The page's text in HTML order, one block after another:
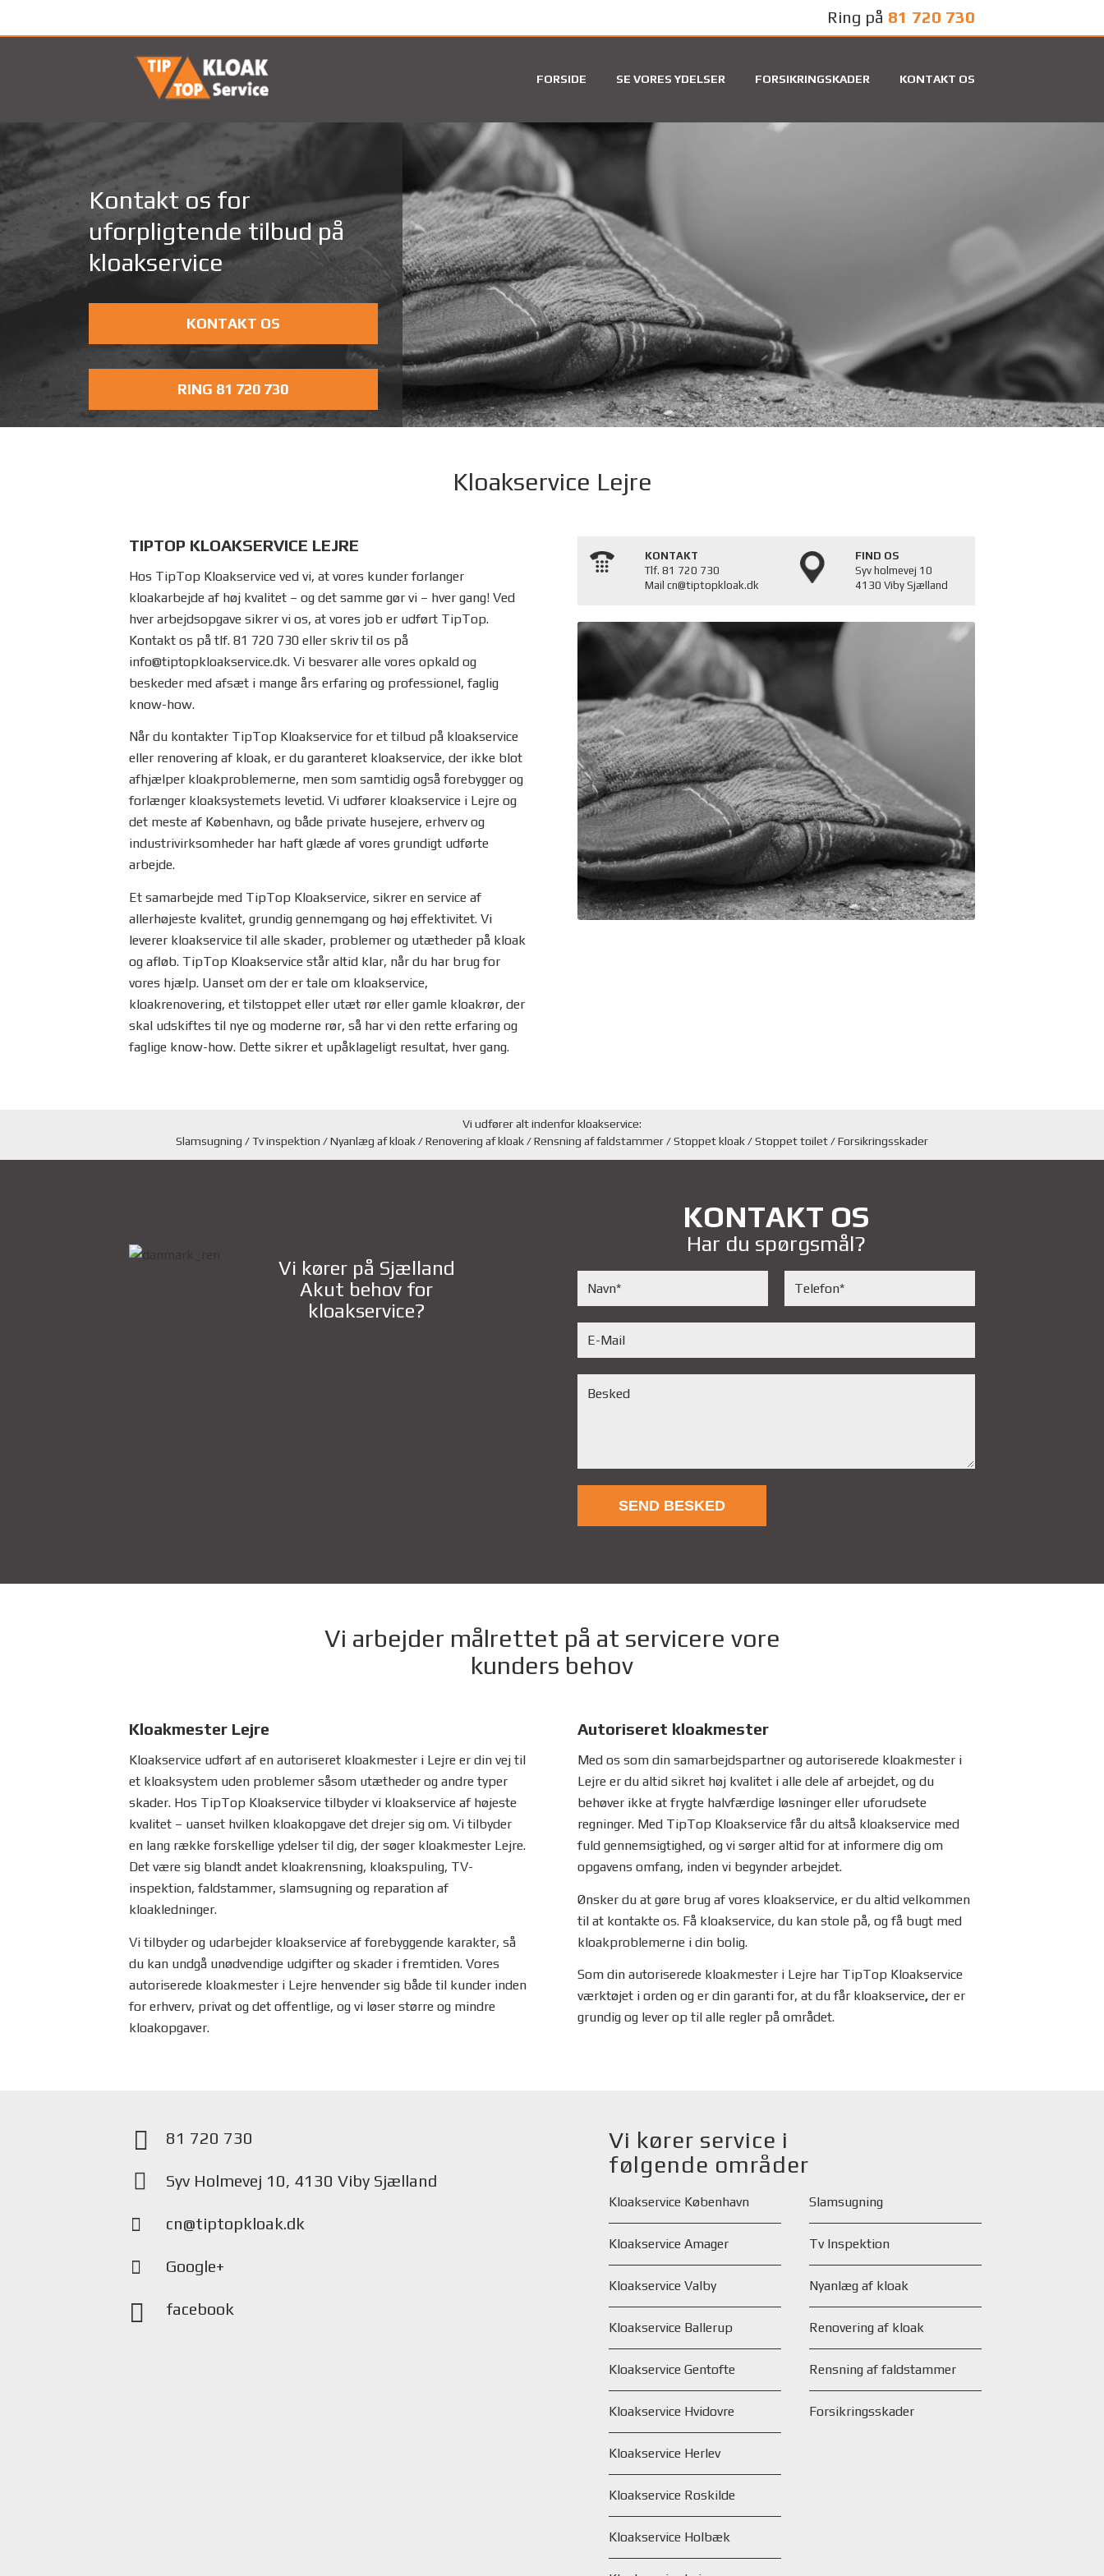
Ring på 81 720 730
FORSIDE SE VORES YDELSER FORSIKRINGSKADER KONTAKT OS
Kontakt os for
uforpligtende tilbud på
kloakservice
KONTAKT OS
RING 81 720 730
Kloakservice Lejre
TIPTOP KLOAKSERVICE LEJRE
Hos TipTop Kloakservice ved vi, at vores kunder forlanger
kloakarbejde af høj kvalitet – og det samme gør vi – hver gang! Ved
hver arbejdsopgave sikrer vi os, at vores job er udført TipTop.
Kontakt os på tlf. 81 720 730 eller skriv til os på
info@tiptopkloakservice.dk. Vi besvarer alle vores opkald og
beskeder med afsæt i mange års erfaring og professionel, faglig
know-how.
Når du kontakter TipTop Kloakservice for et tilbud på kloakservice
eller renovering af kloak, er du garanteret kloakservice, der ikke blot
afhjælper kloakproblemerne, men som samtidig også forebygger og
forlænger kloaksystemets levetid. Vi udfører kloakservice i Lejre og
det meste af København, og både private husejere, erhverv og
industrivirksomheder har haft glæde af vores grundigt udførte
arbejde.
Et samarbejde med TipTop Kloakservice, sikrer en service af
allerhøjeste kvalitet, grundig gennemgang og høj effektivitet. Vi
leverer kloakservice til alle skader, problemer og utætheder på kloak
og afløb. TipTop Kloakservice står altid klar, når du har brug for
vores hjælp. Uanset om der er tale om kloakservice,
kloakrenovering, et tilstoppet eller utæt rør eller gamle kloakrør, der
skal udskiftes til nye og moderne rør, så har vi den rette erfaring og
faglige know-how. Dette sikrer et upåklageligt resultat, hver gang.
KONTAKT
Tlf. 81 720 730
Mail cn@tiptopkloak.dk
FIND OS
Syv holmevej 10
4130 Viby Sjælland
Vi udfører alt indenfor kloakservice:
Slamsugning / Tv inspektion / Nyanlæg af kloak / Renovering af kloak / Rensning af faldstammer / Stoppet kloak / Stoppet toilet / Forsikringsskader
Vi kører på Sjælland
Akut behov for
kloakservice?
KONTAKT OS
Har du spørgsmål?
Vi arbejder målrettet på at servicere vore
kunders behov
Kloakmester Lejre
Kloakservice udført af en autoriseret kloakmester i Lejre er din vej til
et kloaksystem uden problemer såsom utætheder og andre typer
skader. Hos TipTop Kloakservice tilbyder vi kloakservice af højeste
kvalitet – uanset hvilken kloakopgave det drejer sig om. Vi tilbyder
en lang række forskellige ydelser til dig, der søger kloakmester Lejre.
Det være sig blandt andet kloakrensning, kloakspuling, TV-
inspektion, faldstammer, slamsugning og reparation af
kloakledninger.
Vi tilbyder og udarbejder kloakservice af forebyggende karakter, så
du kan undgå unødvendige udgifter og skader i fremtiden. Vores
autoriserede kloakmester i Lejre henvender sig både til kunder inden
for erhverv, privat og det offentlige, og vi løser større og mindre
kloakopgaver.
Autoriseret kloakmester
Med os som din samarbejdspartner og autoriserede kloakmester i
Lejre er du altid sikret høj kvalitet i alle dele af arbejdet, og du
behøver ikke at frygte halvfærdige løsninger eller uforudsete
regninger. Med TipTop Kloakservice får du altså kloakservice med
fuld gennemsigtighed, og vi sørger altid for at informere dig om
opgavens omfang, inden vi begynder arbejdet.
Ønsker du at gøre brug af vores kloakservice, er du altid velkommen
til at kontakte os. Få kloakservice, du kan stole på, og få bugt med
kloakproblemerne i din bolig.
Som din autoriserede kloakmester i Lejre har TipTop Kloakservice
værktøjet i orden og er din garanti for, at du får kloakservice,der er
grundig og lever op til alle regler på området.
81 720 730
Syv Holmevej 10, 4130 Viby Sjælland
cn@tiptopkloak.dk
Google+
facebook
Vi kører service i
følgende områder
Kloakservice København
Kloakservice Amager
Kloakservice Valby
Kloakservice Ballerup
Kloakservice Gentofte
Kloakservice Hvidovre
Kloakservice Herlev
Kloakservice Roskilde
Kloakservice Holbæk
Slamsugning
Tv Inspektion
Nyanlæg af kloak
Renovering af kloak
Rensning af faldstammer
Forsikringsskader